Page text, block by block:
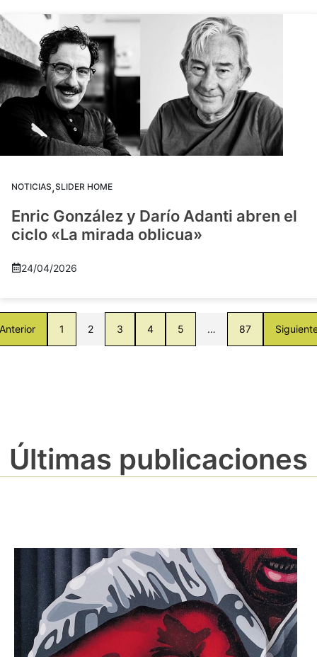
NOTICIAS,SLIDER HOME
Enric González y Darío Adanti abren el
ciclo «La mirada oblicua»
24/04/2026
1 2 3 4 5 … 87
Últimas publicaciones